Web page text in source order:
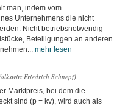
man, indem vom
Unternehmens die nicht
Nicht betriebsnotwendig
Beteiligungen an anderen
mehr lesen
Friedrich Schnepf)
Marktpreis, bei dem die
sind (p = kv), wird auch als